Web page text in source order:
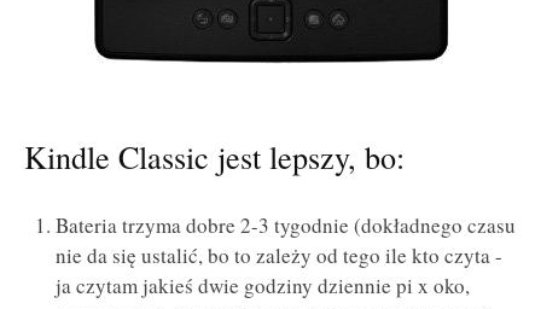
Kindle Classic jest lepszy, bo:
Bateria trzyma dobre 2-3 tygodnie (dokładnego czasu
nie da się ustalić, bo to zależy od tego ile kto czyta -
ja czytam jakieś dwie godziny dziennie pi x oko,